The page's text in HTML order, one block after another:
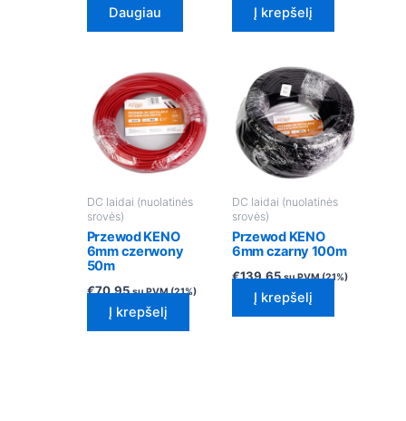
Daugiau Į krepšelį
DC laidai (nuolatinės
srovės)
Przewod KENO
6mm czerwony
50m
€70.95 su PVM (21%)
Į krepšelį
DC laidai (nuolatinės
srovės)
Przewod KENO
6mm czarny 100m
€139.65 su PVM (21%)
Į krepšelį